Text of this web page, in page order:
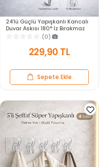
24’lü Güçlü Yapışkanlı Kancalı
Duvar Askısı 180° İz Bırakmaz
Banyo Mutfak Kapı Arkası
(0)
229,90 TL
Sepete Ekle